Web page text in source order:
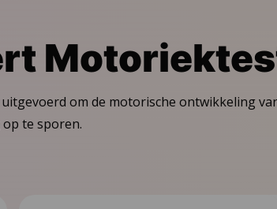
om de motorische ontwikkeling
te sporen.